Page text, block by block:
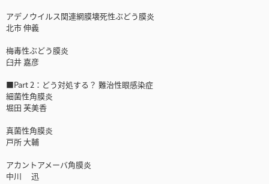
アデノウイルス関連網膜壊死性ぶどう膜炎
北市 伸義
梅毒性ぶどう膜炎
臼井 嘉彦
■Part 2：どう対処する？ 難治性眼感染症
細菌性角膜炎
堀田 芙美香
真菌性角膜炎
戸所 大輔
アカントアメーバ角膜炎
中川 迅